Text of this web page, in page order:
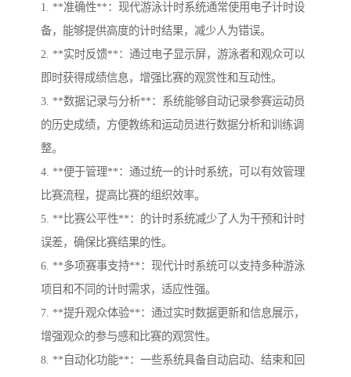
1. **准确性**：现代游泳计时系统通常使用电子计时设
备，能够提供高度的计时结果，减少人为错误。
2. **实时反馈**：通过电子显示屏，游泳者和观众可以
即时获得成绩信息，增强比赛的观赏性和互动性。
3. **数据记录与分析**：系统能够自动记录参赛运动员
的历史成绩，方便教练和运动员进行数据分析和训练调
整。
4. **便于管理**：通过统一的计时系统，可以有效管理
比赛流程，提高比赛的组织效率。
5. **比赛公平性**：的计时系统减少了人为干预和计时
误差，确保比赛结果的性。
6. **多项赛事支持**：现代计时系统可以支持多种游泳
项目和不同的计时需求，适应性强。
7. **提升观众体验**：通过实时数据更新和信息展示，
增强观众的参与感和比赛的观赏性。
8. **自动化功能**：一些系统具备自动启动、结束和回